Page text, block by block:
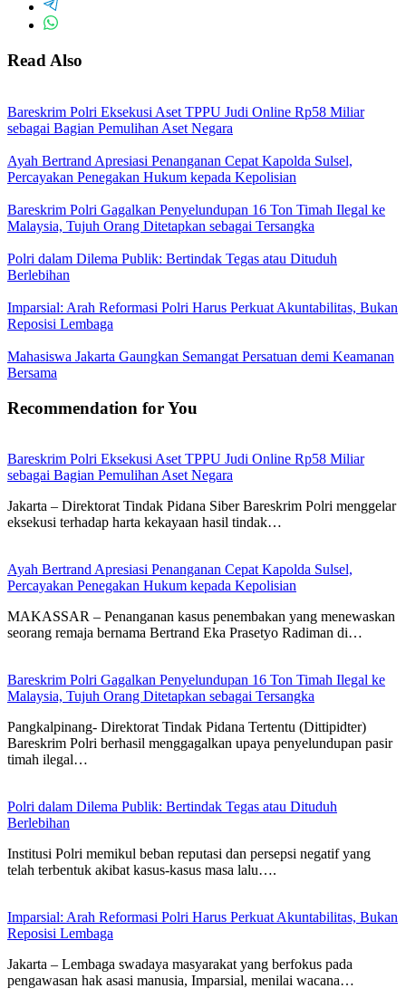
Read Also
Bareskrim Polri Eksekusi Aset TPPU Judi Online Rp58 Miliar
sebagai Bagian Pemulihan Aset Negara
Ayah Bertrand Apresiasi Penanganan Cepat Kapolda Sulsel,
Percayakan Penegakan Hukum kepada Kepolisian
Bareskrim Polri Gagalkan Penyelundupan 16 Ton Timah Ilegal ke
Malaysia, Tujuh Orang Ditetapkan sebagai Tersangka
Polri dalam Dilema Publik: Bertindak Tegas atau Dituduh
Berlebihan
Imparsial: Arah Reformasi Polri Harus Perkuat Akuntabilitas, Bukan
Reposisi Lembaga
Mahasiswa Jakarta Gaungkan Semangat Persatuan demi Keamanan
Bersama
Recommendation for You
Bareskrim Polri Eksekusi Aset TPPU Judi Online Rp58 Miliar
sebagai Bagian Pemulihan Aset Negara
Jakarta – Direktorat Tindak Pidana Siber Bareskrim Polri menggelar
eksekusi terhadap harta kekayaan hasil tindak…
Ayah Bertrand Apresiasi Penanganan Cepat Kapolda Sulsel,
Percayakan Penegakan Hukum kepada Kepolisian
MAKASSAR – Penanganan kasus penembakan yang menewaskan
seorang remaja bernama Bertrand Eka Prasetyo Radiman di…
Bareskrim Polri Gagalkan Penyelundupan 16 Ton Timah Ilegal ke
Malaysia, Tujuh Orang Ditetapkan sebagai Tersangka
Pangkalpinang- Direktorat Tindak Pidana Tertentu (Dittipidter)
Bareskrim Polri berhasil menggagalkan upaya penyelundupan pasir
timah ilegal…
Polri dalam Dilema Publik: Bertindak Tegas atau Dituduh
Berlebihan
Institusi Polri memikul beban reputasi dan persepsi negatif yang
telah terbentuk akibat kasus-kasus masa lalu….
Imparsial: Arah Reformasi Polri Harus Perkuat Akuntabilitas, Bukan
Reposisi Lembaga
Jakarta – Lembaga swadaya masyarakat yang berfokus pada
pengawasan hak asasi manusia, Imparsial, menilai wacana…